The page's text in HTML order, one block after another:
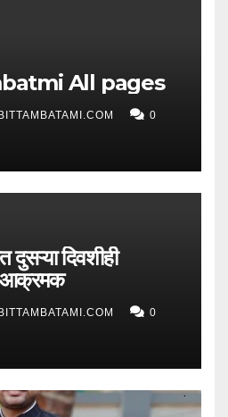
All pages
BITTAMBATAMI.COM 0
दुसऱ्या दिवशीही
आक्रमक
BITTAMBATAMI.COM 0